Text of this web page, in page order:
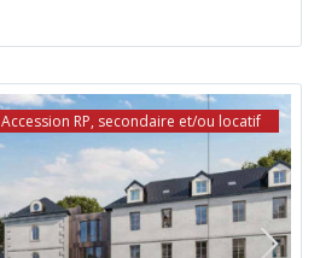
Accession RP, secondaire et/ou locatif